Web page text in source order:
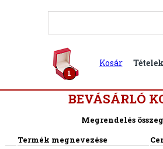
1
Kosár
BEVÁSÁRLÓ
Megrendelés
Termék megnevezése